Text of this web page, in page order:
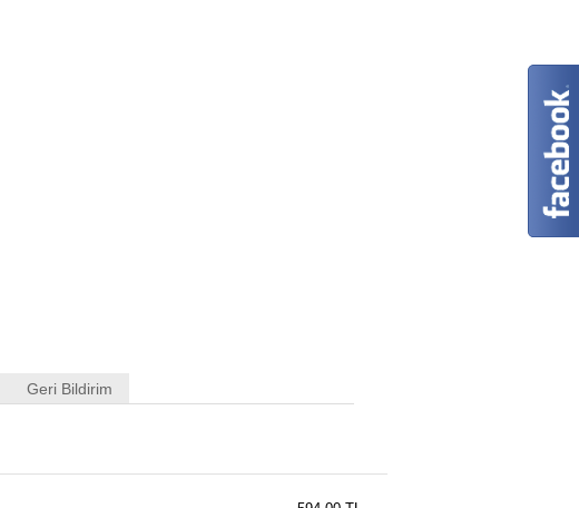
Geri Bildirim